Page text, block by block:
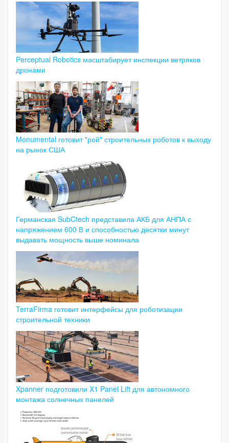
Perceptual Robotics масштабирует инспекции ветряков
дронами
Monumental готовит "рой" строительных роботов к выходу
на рынок США
Германская SubCtech представила АКБ для АНПА с
напряжением 600 В и способностью десятки минут
выдавать мощность выше номинала
TerraFirma готовит интерфейсы для роботизации
строительной техники
Xpanner подготовили X1 Panel Lift для автономного
монтажа солнечных панелей